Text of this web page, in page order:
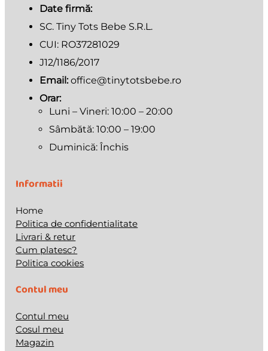
Date firmă:
SC. Tiny Tots Bebe S.R.L.
CUI: RO37281029
J12/1186/2017
Email: office@tinytotsbebe.ro
Orar:
Luni – Vineri: 10:00 – 20:00
Sâmbătă: 10:00 – 19:00
Duminică: Închis
Informatii
Home
Politica de confidentialitate
Livrari & retur
Cum platesc?
Politica cookies
Contul meu
Contul meu
Cosul meu
Magazin